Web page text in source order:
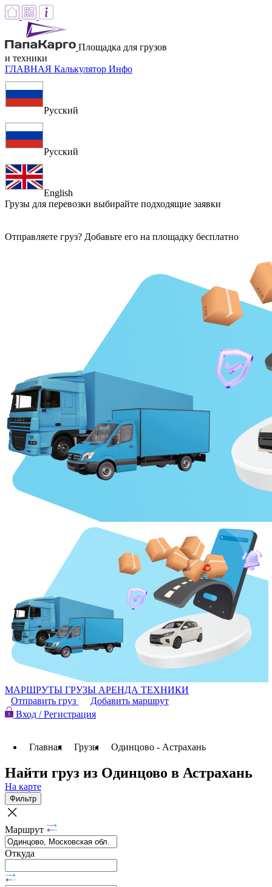
Площадка для грузов
и техники
ГЛАВНАЯ Калькулятор Инфо
Русский
Русский
English
Грузы для перевозки выбирайте подходящие заявки
Отправляете груз? Добавьте его на площадку бесплатно
МАРШРУТЫ ГРУЗЫ АРЕНДА ТЕХНИКИ
Отправить груз
Добавить маршрут
Вход / Регистрация
Главная Грузы Одинцово - Астрахань
Найти груз из Одинцово в Астрахань
На карте
Фильтр
Маршрут
Откуда